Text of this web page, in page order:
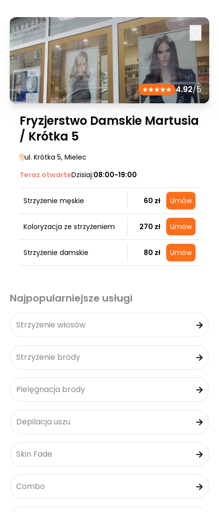
4.92/5
Fryzjerstwo Damskie Martusia
/ Krótka 5
ul. Krótka 5, Mielec
Teraz otwarteDzisiaj:08:00-19:00
Strzyżenie męskie 60 zł Umów
Koloryzacja ze strzyżeniem 270 zł Umów
Strzyżenie damskie 80 zł Umów
Najpopularniejsze usługi
Strzyżenie włosów
Strzyżenie brody
Pielęgnacja brody
Depilacja uszu
Skin Fade
Combo